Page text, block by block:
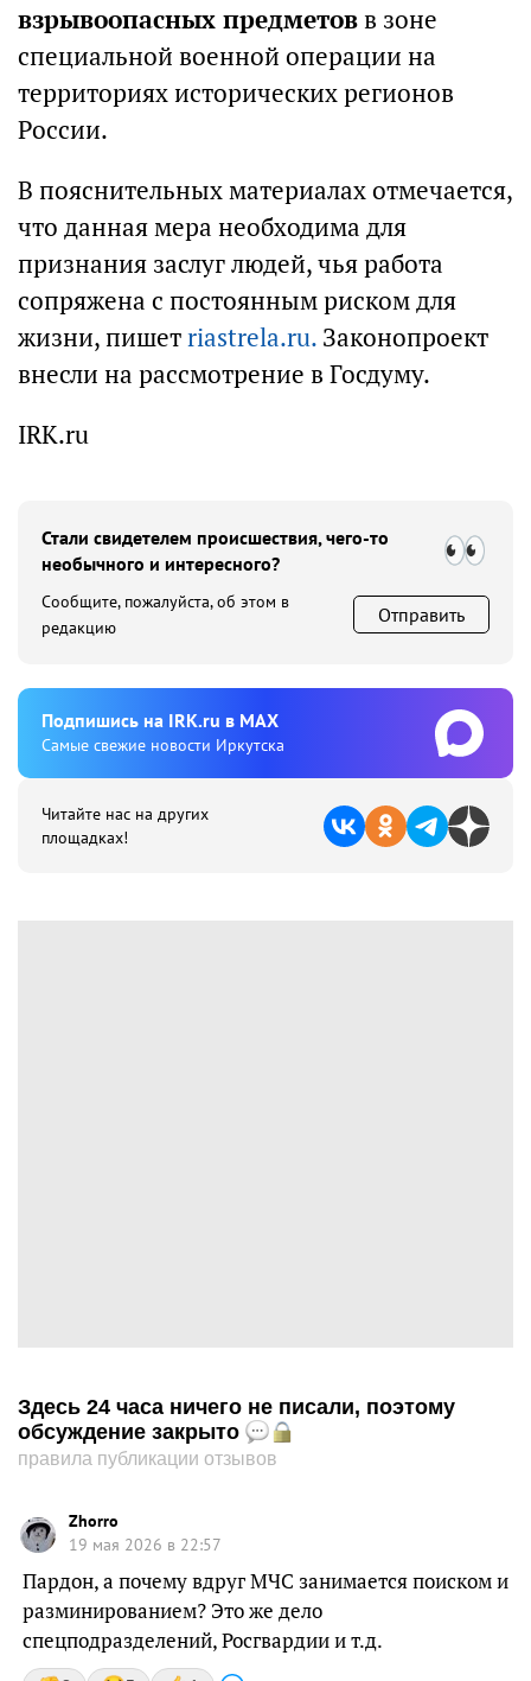
взрывоопасных предметовв зоне
специальной военной операции на
территориях исторических регионов
России.
В пояснительных материалах отмечается,
что данная мера необходима для
признания заслуг людей, чья работа
сопряжена с постоянным риском для
жизни, пишетriastrela.ru. Законопроект
внесли на рассмотрение в Госдуму.
IRK.ru
Стали свидетелем происшествия, чего-то
необычного и интересного?
Сообщите, пожалуйста, об этом в
редакцию
Отправить
Подпишиcь на IRK.ru в MAX
Cамые свежие новости Иркутска
Читайте нас на других
площадках!
Здесь 24 часа ничего не писали, поэтому
обсуждение закрыто
правила публикации отзывов
Zhorro
19 мая 2026 в 22:57
Пардон, а почему вдруг МЧС занимается поиском и
разминированием? Это же дело
спецподразделений, Росгвардии и т.д.